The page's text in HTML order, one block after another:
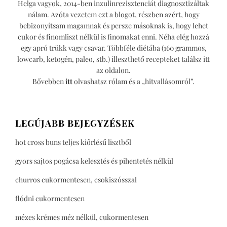
Helga vagyok, 2014-ben inzulinrezisztenciát diagnosztizáltak
nálam. Azóta vezetem ezt a blogot, részben azért, hogy
bebizonyítsam magamnak és persze másoknak is, hogy lehet
cukor és finomliszt nélkül is finomakat enni. Néha elég hozzá
egy apró trükk vagy csavar. Többféle diétába (160 grammos,
lowcarb, ketogén, paleo, stb.) illeszthető recepteket találsz itt
az oldalon.
Bővebben ittolvashatsz rólam és a „hitvallásomról”.
LEGÚJABB BEJEGYZÉSEK
hot cross buns teljes kiőrlésű lisztből
gyors sajtos pogácsa kelesztés és pihentetés nélkül
churros cukormentesen, csokiszósszal
flódni cukormentesen
mézes krémes méz nélkül, cukormentesen